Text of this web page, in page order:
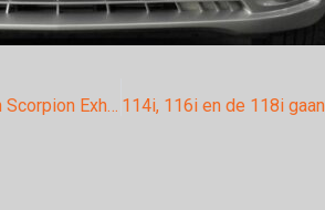
Wij zijn tevens ook leverancier van Scorpion Exhaust systemen